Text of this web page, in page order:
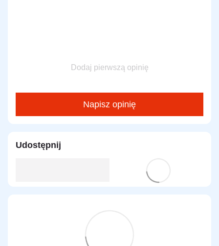
Dodaj pierwszą opinię
Napisz opinię
Udostępnij